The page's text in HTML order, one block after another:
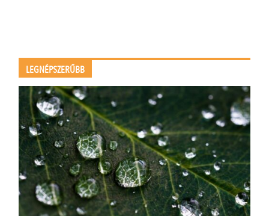
LEGNÉPSZERŰBB